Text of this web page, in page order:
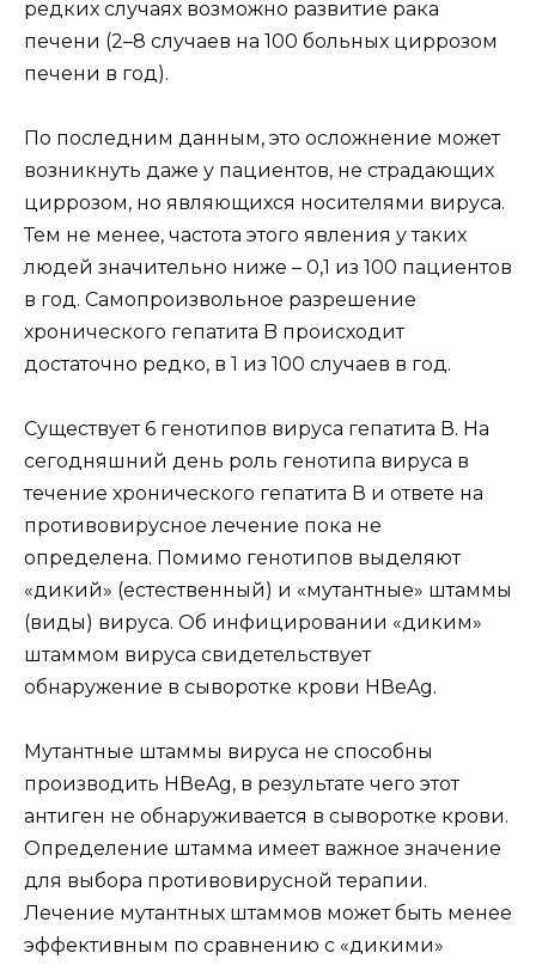
редких случаях возможно развитие рака
печени (2–8 случаев на 100 больных циррозом
печени в год).
По последним данным, это осложнение может
возникнуть даже у пациентов, не страдающих
циррозом, но являющихся носителями вируса.
Тем не менее, частота этого явления у таких
людей значительно ниже – 0,1 из 100 пациентов
в год. Самопроизвольное разрешение
хронического гепатита B происходит
достаточно редко, в 1 из 100 случаев в год.
Существует 6 генотипов вируса гепатита В. На
сегодняшний день роль генотипа вируса в
течение хронического гепатита В и ответе на
противовирусное лечение пока не
определена. Помимо генотипов выделяют
«дикий» (естественный) и «мутантные» штаммы
(виды) вируса. Об инфицировании «диким»
штаммом вируса свидетельствует
обнаружение в сыворотке крови HВeAg.
Мутантные штаммы вируса не способны
производить HВeAg, в результате чего этот
антиген не обнаруживается в сыворотке крови.
Определение штамма имеет важное значение
для выбора противовирусной терапии.
Лечение мутантных штаммов может быть менее
эффективным по сравнению с «дикими»